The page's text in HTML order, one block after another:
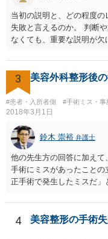
しまったとかいう事情が
ただし，手術代の返金に
ん」という趣旨の合意を
には困難となります。
当初の説明と、どの程度の
失敗と言えるのか。 判断
なくても、重要な説明が
3 美容外科整形後
#患者・入所者側 #手術ミス・事
2018年3月1日
鈴木 崇裕 弁護士
他の先生方の回答に加え
手術にミスがあったこと
正手術で発生したミスだ
検討なさっているのであ
して対応を決めることを
4 美容整形の手術